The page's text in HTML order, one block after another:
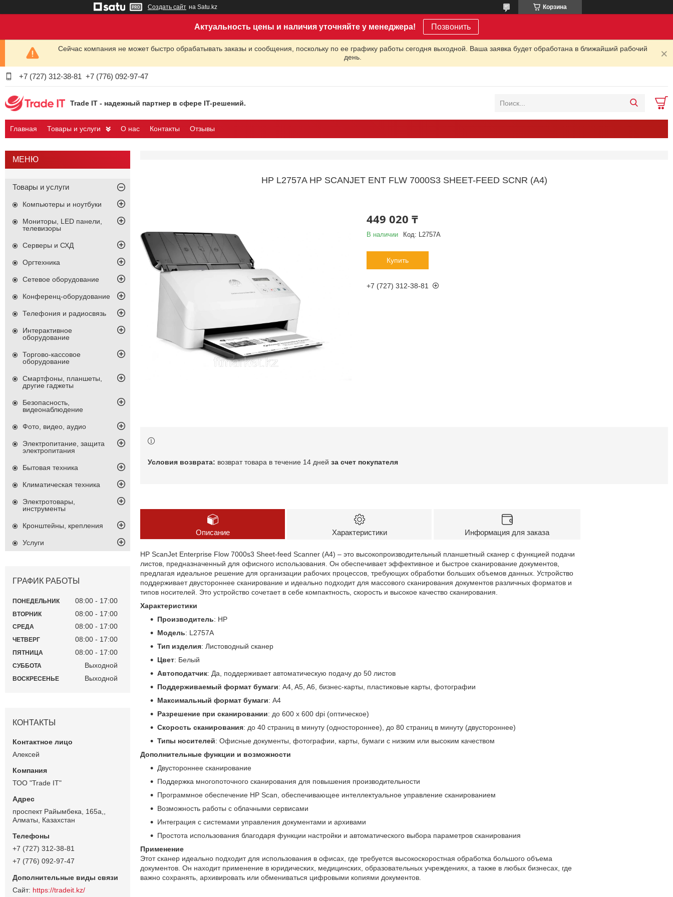
Создать сайт на Satu.kz Корзина
Актуальность цены и наличия уточняйте у менеджера! Позвонить
Сейчас компания не может быстро обрабатывать заказы и сообщения, поскольку по ее графику работы сегодня выходной. Ваша заявка будет обработана в ближайший рабочий
день.
+7 (727) 312-38-81 +7 (776) 092-97-47
Trade IT - надежный партнер в сфере IT-решений.
Главная Товары и услуги О нас Контакты Отзывы
HP L2757A HP SCANJET ENT FLW 7000S3 SHEET-FEED SCNR (A4)
449 020 ₸
В наличии Код: L2757A
Купить
+7 (727) 312-38-81
возврат товара в течение 14 дней за счет покупателя
Описание Характеристики Информация для заказа
HP ScanJet Enterprise Flow 7000s3 Sheet-feed Scanner (A4) – это высокопроизводительный планшетный сканер с функцией подачи
листов, предназначенный для офисного использования. Он обеспечивает эффективное и быстрое сканирование документов,
предлагая идеальное решение для организации рабочих процессов, требующих обработки больших объемов данных. Устройство
поддерживает двустороннее сканирование и идеально подходит для массового сканирования документов различных форматов и
типов носителей. Это устройство сочетает в себе компактность, скорость и высокое качество сканирования.
Характеристики
Производитель: HP
Модель: L2757A
Тип изделия: Листоводный сканер
Цвет: Белый
Автоподатчик: Да, поддерживает автоматическую подачу до 50 листов
Поддерживаемый формат бумаги: A4, A5, A6, бизнес-карты, пластиковые карты, фотографии
Максимальный формат бумаги: A4
Разрешение при сканировании: до 600 x 600 dpi (оптическое)
Скорость сканирования: до 40 страниц в минуту (одностороннее), до 80 страниц в минуту (двустороннее)
Типы носителей: Офисные документы, фотографии, карты, бумаги с низким или высоким качеством
Дополнительные функции и возможности
Двустороннее сканирование
Поддержка многопоточного сканирования для повышения производительности
Программное обеспечение HP Scan, обеспечивающее интеллектуальное управление сканированием
Возможность работы с облачными сервисами
Интеграция с системами управления документами и архивами
Простота использования благодаря функции настройки и автоматического выбора параметров сканирования
Применение
Этот сканер идеально подходит для использования в офисах, где требуется высокоскоростная обработка большого объема
документов. Он находит применение в юридических, медицинских, образовательных учреждениях, а также в любых бизнесах, где
важно сохранять, архивировать или обмениваться цифровыми копиями документов.
Товары и услуги
Компьютеры и ноутбуки
Мониторы, LED панели,
телевизоры
Серверы и СХД
Оргтехника
Сетевое оборудование
Конференц-оборудование
Телефония и радиосвязь
Интерактивное
оборудование
Торгово-кассовое
оборудование
Смартфоны, планшеты,
другие гаджеты
Безопасность,
видеонаблюдение
Фото, видео, аудио
Электропитание, защита
электропитания
Бытовая техника
Климатическая техника
Электротовары,
инструменты
Кронштейны, крепления
Услуги
ГРАФИК РАБОТЫ
ПОНЕДЕЛЬНИК 08:00 17:00
ВТОРНИК 08:00 17:00
СРЕДА 08:00 17:00
ЧЕТВЕРГ 08:00 17:00
ПЯТНИЦА 08:00 17:00
СУББОТА Выходной
ВОСКРЕСЕНЬЕ Выходной
КОНТАКТЫ
Алексей
ТОО "Trade IT"
проспект Райымбека, 165а,,
Алматы, Казахстан
+7 (727) 312-38-81
+7 (776) 092-97-47
https://tradeit.kz/